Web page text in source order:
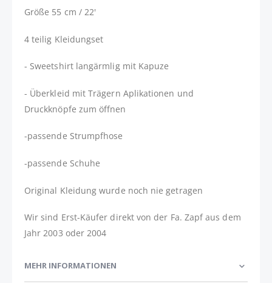
Größe 55 cm / 22'
4 teilig Kleidungset
- Sweetshirt langärmlig mit Kapuze
- Überkleid mit Trägern Aplikationen und
Druckknöpfe zum öffnen
-passende Strumpfhose
-passende Schuhe
Original Kleidung wurde noch nie getragen
Wir sind Erst-Käufer direkt von der Fa. Zapf aus dem
Jahr 2003 oder 2004
MEHR INFORMATIONEN